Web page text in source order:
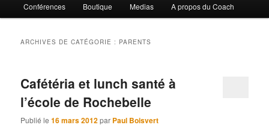
Conférences Boutique Medias A propos du Coach
ARCHIVES DE CATÉGORIE : PARENTS
Cafétéria et lunch santé à
l’école de Rochebelle
Publié le16 mars 2012par Paul Boisvert